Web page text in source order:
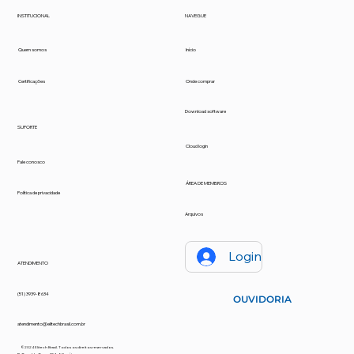
©2024 Elitech Brasil. Todos os direitos reservados.
NAVEGUE
Início
Onde comprar
Download software
Cloud login
SUPORTE
Fale conosco
Política de privacidade
ÁREA DE MEMBROS
Arquivos
Login
INSTITUCIONAL
Quem somos
Certificações
ATENDIMENTO
(51) 3939-8634
atendimento@elitechbrasil.com.br
OUVIDORIA